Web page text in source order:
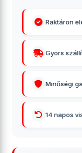
Raktáron
Gyors
Minőségi
14 napos